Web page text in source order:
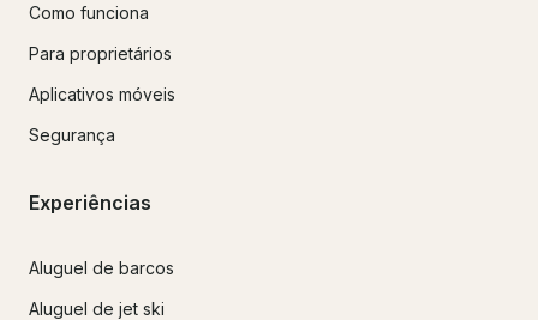
Como funciona
Para proprietários
Aplicativos móveis
Segurança
Experiências
Aluguel de barcos
Aluguel de jet ski